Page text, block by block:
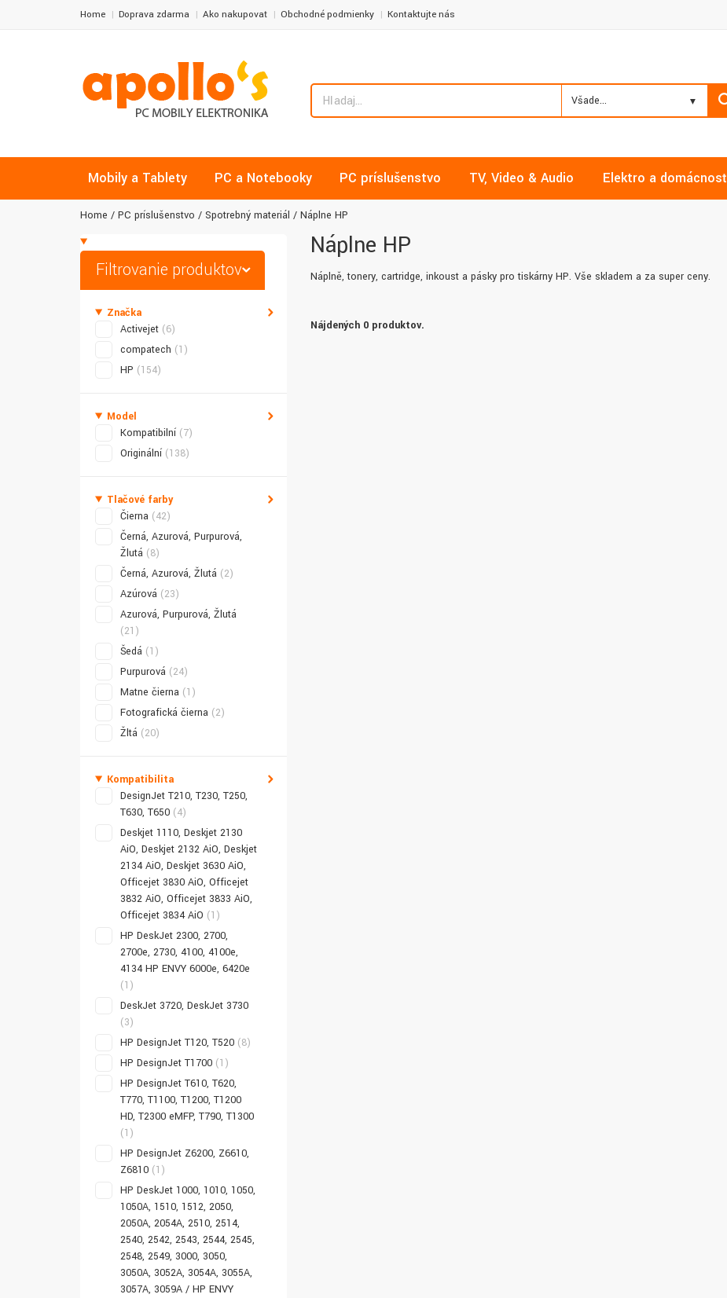
Home Doprava zdarma Ako nakupovať Obchodné podmienky Kontaktujte nás
Všade...
Mobily a Tablety PC a Notebooky PC príslušenstvo TV, Video & Audio Elektro a domácnosť
Home PC príslušenstvo Spotrebný materiál Náplne HP
Filtrovanie produktov
Značka
Activejet (6)
compatech (1)
HP (154)
Model
Kompatibilní (7)
Originální (138)
Tlačové farby
Čierna (42)
Černá, Azurová, Purpurová,
Žlutá (8)
Černá, Azurová, Žlutá (2)
Azúrová (23)
Azurová, Purpurová, Žlutá
(21)
Šedá (1)
Purpurová (24)
Matne čierna (1)
Fotografická čierna (2)
Žltá (20)
Kompatibilita
DesignJet T210, T230, T250,
T630, T650 (4)
Deskjet 1110, Deskjet 2130
AiO, Deskjet 2132 AiO, Deskjet
2134 AiO, Deskjet 3630 AiO,
Officejet 3830 AiO, Officejet
3832 AiO, Officejet 3833 AiO,
Officejet 3834 AiO (1)
HP DeskJet 2300, 2700,
2700e, 2730, 4100, 4100e,
4134 HP ENVY 6000e, 6420e
(1)
DeskJet 3720, DeskJet 3730
(3)
HP DesignJet T120, T520 (8)
HP DesignJet T1700 (1)
HP DesignJet T610, T620,
T770, T1100, T1200, T1200
HD, T2300 eMFP, T790, T1300
(1)
HP DesignJet Z6200, Z6610,
Z6810 (1)
HP DeskJet 1000, 1010, 1050,
1050A, 1510, 1512, 2050,
2050A, 2054A, 2510, 2514,
2540, 2542, 2543, 2544, 2545,
2548, 2549, 3000, 3050,
3050A, 3052A, 3054A, 3055A,
3057A, 3059A / HP ENVY
Náplne HP
Náplně, tonery, cartridge, inkoust a pásky pro tiskárny HP. Vše skladem a za super ceny.
Nájdených 0 produktov.